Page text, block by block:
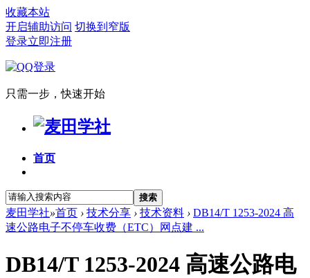
收藏本站
开启辅助访问 切换到窄版
登录立即注册
只需一步，快速开始
首页
搜索
麦田学社»首页 › 技术分享 › 技术资料 › DB14/T 1253-2024 高
速公路电子不停车收费（ETC）网点建 ...
DB14/T 1253-2024 高速公路电